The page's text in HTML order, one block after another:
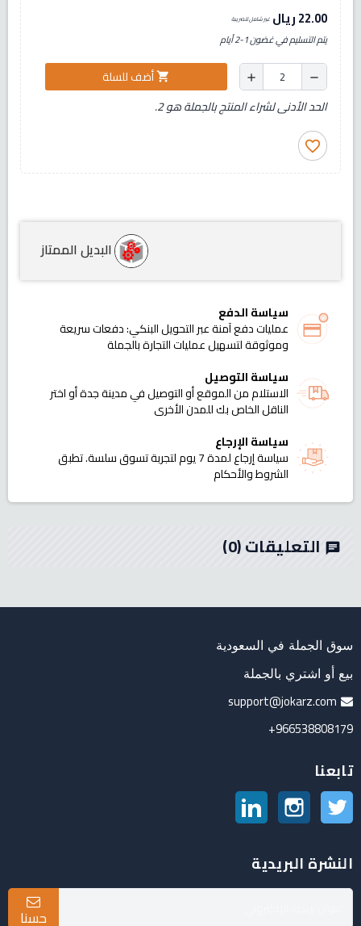
22.00 ريال غير شامل للضريبة
يتم التسليم في غضون 1-2 أيام
remove
add
shopping_cartأضف للسلة
الحد الأدنى لشراء المنتج بالجملة هو 2.
favorite_border
البديل الممتاز
سياسة الدفع
عمليات دفع آمنة عبر التحويل البنكي: دفعات سريعة
وموثوقة لتسهيل عمليات التجارة بالجملة
سياسة التوصيل
الاستلام من الموقع أو التوصيل في مدينة جدة أو اختر
الناقل الخاص بك للمدن الأخرى
سياسة الإرجاع
سياسة إرجاع لمدة 7 يوم لتجربة تسوق سلسة. تطبق
الشروط والأحكام
chat التعليقات(0)
سوق الجملة في السعودية
بيع أو اشتري بالجملة
support@jokarz.com
966538808179+
تابعنا
تويتر انستغرام
النشرة البريدية
حسنا